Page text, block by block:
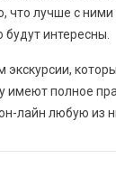
что лучше с
будут интересны.
имеют полное
лайн любую из